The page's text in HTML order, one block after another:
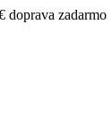
doprava zadarmo